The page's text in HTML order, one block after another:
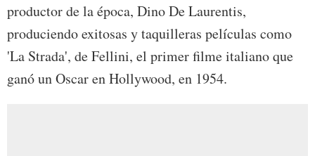
productor de la época, Dino De Laurentis,
produciendo exitosas y taquilleras películas como
'La Strada', de Fellini, el primer filme italiano que
ganó un Oscar en Hollywood, en 1954.